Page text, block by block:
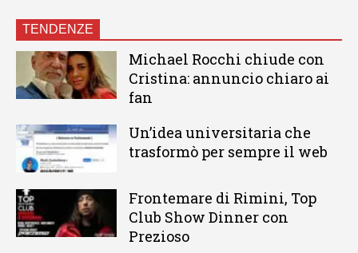
TENDENZE
Michael Rocchi chiude con
Cristina: annuncio chiaro ai
fan
Un’idea universitaria che
trasformò per sempre il web
Frontemare di Rimini, Top
Club Show Dinner con
Prezioso